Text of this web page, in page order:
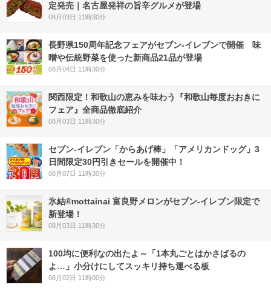
定発売｜名古屋発祥の旨辛グルメが登場
08月03日 11時30分
長野県150周年記念フェアがセブン-イレブンで開催 味
噌や伝統野菜を使った新商品21品が登場
08月04日 11時30分
関西限定！和歌山の恵みを味わう『和歌山毎度おおきに
フェア』全商品徹底紹介
08月03日 11時30分
セブン‐イレブン「からあげ棒」「アメリカンドッグ」3
日間限定30円引きセールを開催中！
08月07日 11時30分
氷結®mottainai 富良野メロンがセブン‐イレブン限定で
新登場！
08月03日 11時30分
100均に便利なの出たよ～「1本丸ごとはかさばるの
よ…」小分けにしてスッキリ持ち運べる板
08月02日 11時00分